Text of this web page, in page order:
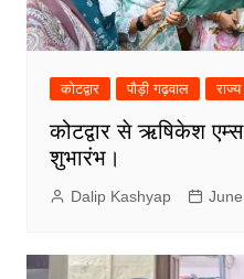
कोटद्वार पौड़ी गढ़वाल राज्य
कोटद्वार से ऋषिकेश
शुभारंभ।
Dalip Kashyap